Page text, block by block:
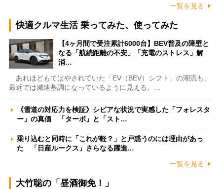
一覧を見る
快適クルマ生活 乗ってみた、使ってみた
【4ヶ月間で受注累計6000台】BEV普及の障壁と
なる「航続距離の不安」「充電のストレス」解
消…
あれほどもてはやされていた「EV（BEV）シフト」の潮流も、
最近では減速基調になっているように見える。…
《雪道の対応力を検証》シビアな状況で実感した「フォレスタ
ー」の真価 「ターボ」と「スト…
乗り込むと同時に「これが軽？」と戸惑うのには理由があっ
た 「日産ルークス」さらなる躍進…
一覧を見る
大竹聡の「昼酒御免！」